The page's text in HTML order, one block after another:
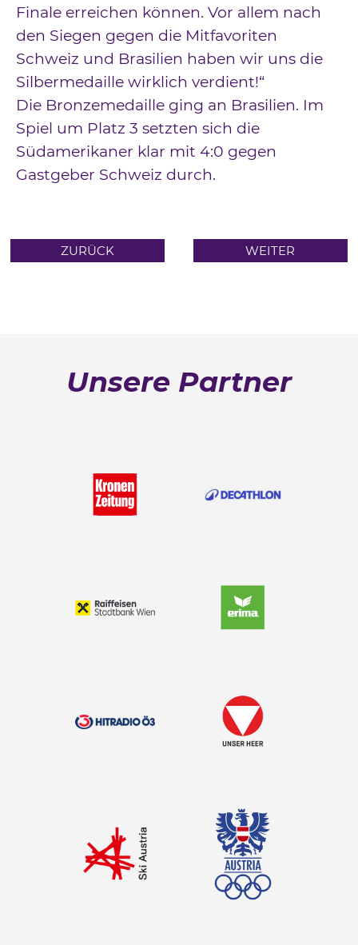
Finale erreichen können. Vor allem nach
den Siegen gegen die Mitfavoriten
Schweiz und Brasilien haben wir uns die
Silbermedaille wirklich verdient!“
Die Bronzemedaille ging an Brasilien. Im
Spiel um Platz 3 setzten sich die
Südamerikaner klar mit 4:0 gegen
Gastgeber Schweiz durch.
ZURÜCK WEITER
Unsere Partner